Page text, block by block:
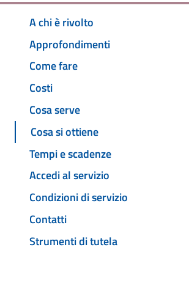
A chi è rivolto
Approfondimenti
Come fare
Costi
Cosa serve
Cosa si ottiene
Tempi e scadenze
Accedi al servizio
Condizioni di servizio
Contatti
Strumenti di tutela